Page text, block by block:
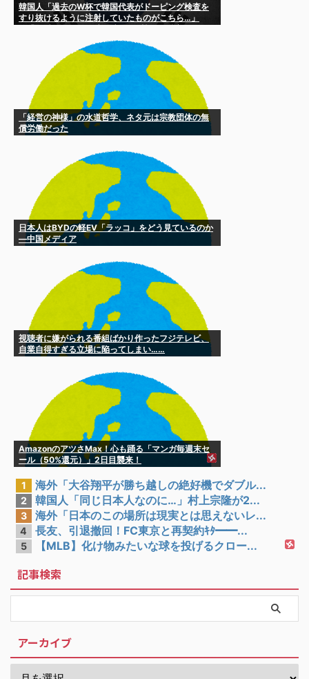
韓国人「過去のW杯で韓国代表がドーピング検査を
すり抜けるように注射していたものがこちら…」
「経営の神様」の水道哲学、ネタ元は宗教団体の無
償労働だった
日本人はBYDの軽EV「ラッコ」をどう見ているのか
―中国メディア
視聴者に嫌がられる番組ばかり作ったフジテレビ、
自業自得すぎる立場に陥ってしまい……
AmazonのアツさMax！心も踊る「マンガ毎週末セ
ール（50%還元）」2日目襲来！
1 海外「大谷翔平が勝ち越しの絶好機でダブル...
2 韓国人「同じ日本人なのに…」村上宗隆が2...
3 海外「日本のこの場所は現実とは思えないレ...
4 長友、引退撤回！FC東京と再契約ｷﾀ━━...
5 【MLB】化け物みたいな球を投げるクロー...
記事検索
アーカイブ